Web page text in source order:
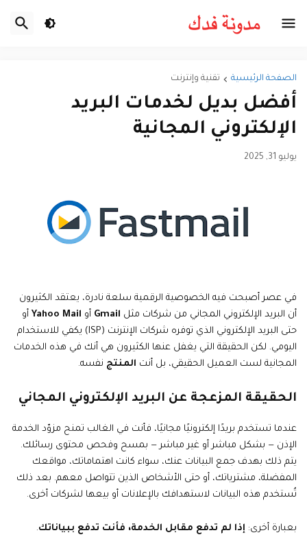
الصفحة الرئيسية تقنية وإنترنت
أفضل بديل لخدمات البريد
الإلكتروني المجانية
يوليو 31, 2025
في عصر أصبحت فيه الخصوصية الرقمية سلعة نادرة، يعتقد الكثيرون
أن البريد الإلكتروني المجاني من شركات مثل Gmail أو Yahoo Mail أو
حتى البريد الإلكتروني الذي توفره شركات الإنترنت (ISP) يكفي للاستخدام
اليومي. لكن الحقيقة التي يغفل عنها الكثيرون هي أنك في هذه الخدمات
المجانية لست العميل الحقيقي، بل أنت المنتج نفسه.
الحقيقة المزعجة عن البريد الإلكتروني المجاني
عندما تستخدم بريدًا إلكترونيًا مجانيًا، فأنت في الغالب تمنح مزوّد الخدمة
الإذن — بشكل مباشر أو غير مباشر — بمسح وفحص محتوى رسائلك.
يتم ذلك بهدف جمع البيانات عنك، سواء كانت اهتماماتك، مواقعك
المفضلة، مشترياتك، أو حتى الأشخاص الذين تتواصل معهم. بعد ذلك
تُستخدم هذه البيانات لاستهدافك بالإعلانات أو بيعها لشركات أخرى.
بعبارة أخرى: إذا لم تدفع مقابل الخدمة، فأنت تدفع ببياناتك.